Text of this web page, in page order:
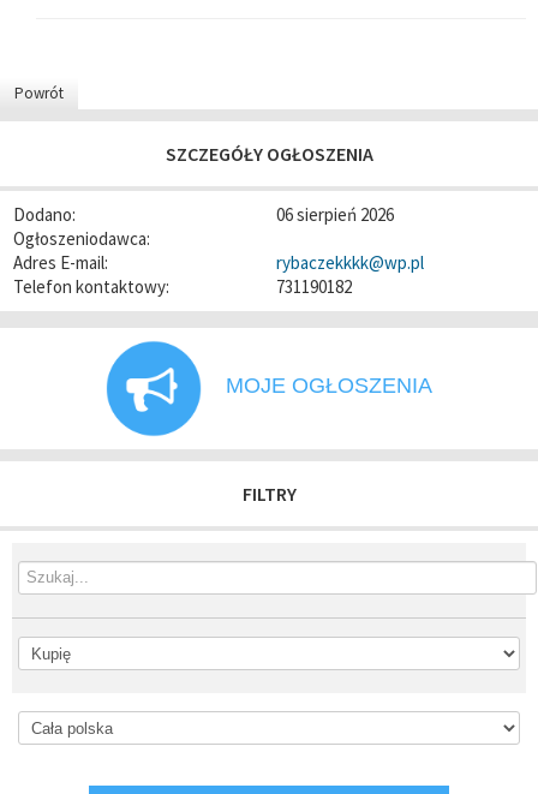
Powrót
SZCZEGÓŁY OGŁOSZENIA
Dodano:
06 sierpień 2026
Ogłoszeniodawca:
Adres E-mail:
rybaczekkkk@wp.pl
Telefon kontaktowy:
731190182
MOJE OGŁOSZENIA
FILTRY